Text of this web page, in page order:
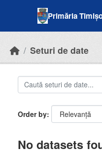
Primăria
Seturi de date
Order by
No datasets